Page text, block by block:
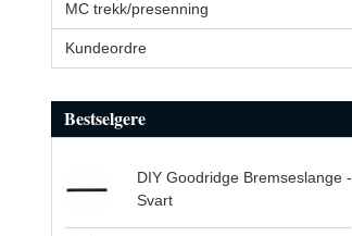
MC trekk/presenning
Kundeordre
Bestselgere
DIY Goodridge Bremseslange -
Svart